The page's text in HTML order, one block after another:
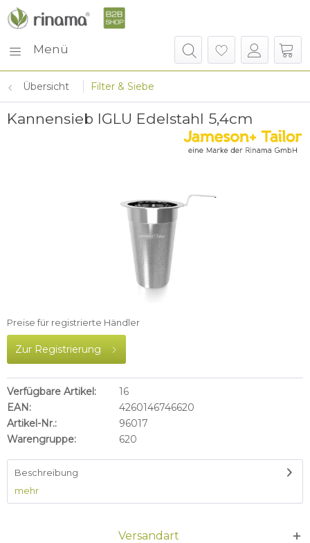
Menü
Übersicht Filter & Siebe
Kannensieb IGLU Edelstahl 5,4cm
Preise für registrierte Händler
Zur Registrierung
Verfügbare Artikel:
16
EAN:
4260146746620
Artikel-Nr.:
96017
Warengruppe:
620
Beschreibung
mehr
Versandart